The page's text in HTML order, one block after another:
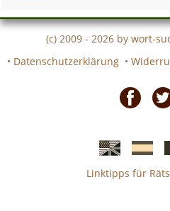
(c) 2009 - 2026 by wort-
• Datenschutzerklärung •
Englische
Linktipps für